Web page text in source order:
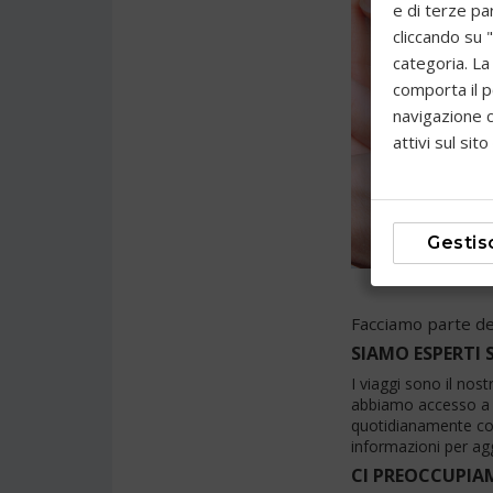
Facciamo parte
SIAMO ESPERTI
I viaggi sono il
abbiamo accesso
quotidianamente
informazioni per
CI
e di terze
cliccando su
categoria.
comporta il
navigazione
attivi sul sito